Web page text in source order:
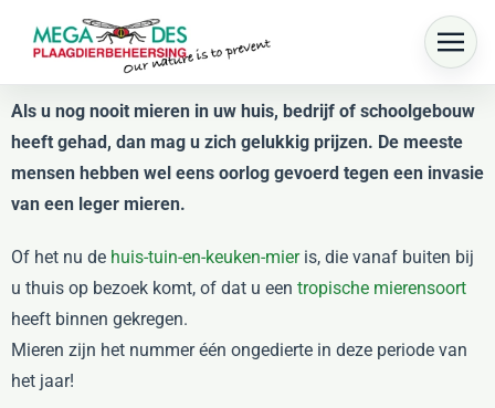
Skip to main content
Als u nog nooit mieren in uw huis, bedrijf of schoolgebouw
heeft gehad, dan mag u zich gelukkig prijzen. De meeste
mensen hebben wel eens oorlog gevoerd tegen een invasie
van een leger mieren.
Of het nu de huis-tuin-en-keuken-mieris, die vanaf buiten bij
u thuis op bezoek komt, of dat u een tropische mierensoort
heeft binnen gekregen.
Mieren zijn het nummer één ongedierte in deze periode van
het jaar!